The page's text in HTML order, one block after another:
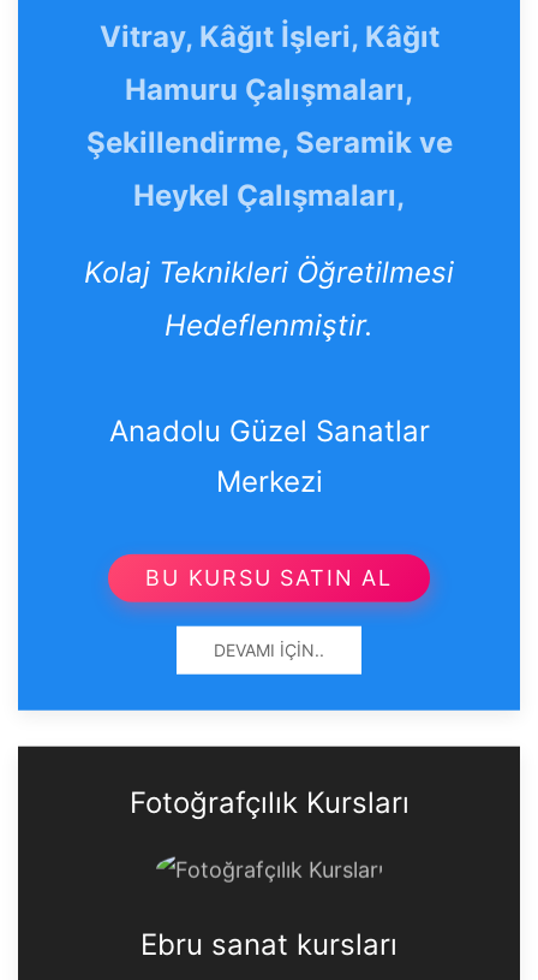
Vitray, Kâğıt İşleri, Kâğıt
Hamuru Çalışmaları,
Şekillendirme, Seramik ve
Heykel Çalışmaları,
Kolaj Teknikleri Öğretilmesi
Hedeflenmiştir.
Anadolu Güzel Sanatlar
Merkezi
BU KURSU SATIN AL
DEVAMI İÇIN..
Fotoğrafçılık Kursları
Ebru sanat kursları